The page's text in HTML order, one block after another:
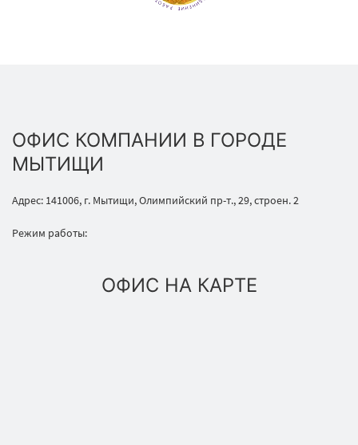
ОФИС КОМПАНИИ В ГОРОДЕ
МЫТИЩИ
Адрес: 141006, г. Мытищи, Олимпийский пр-т., 29, строен. 2
Режим работы:
ОФИС НА КАРТЕ